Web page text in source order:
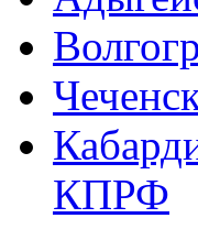
КПРФ